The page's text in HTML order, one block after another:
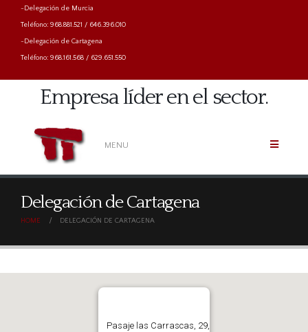
-Delegación de Murcia
Teléfono: 968.881.521 / 646.396.010
-Delegación de Cartagena
Teléfono: 968.161.568 / 629.651.550
Empresa líder en el sector.
MENU
Delegación de Cartagena
HOME DELEGACIÓN DE CARTAGENA
Pasaje las Carrascas, 29,